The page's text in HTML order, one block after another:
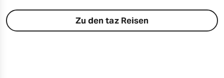
Zu den taz Reisen